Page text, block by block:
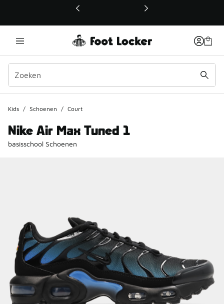
Deze link wordt geopend in een nieuw venster
Kids / Schoenen / Court
Nike Air Max Tuned 1
basisschool Schoenen